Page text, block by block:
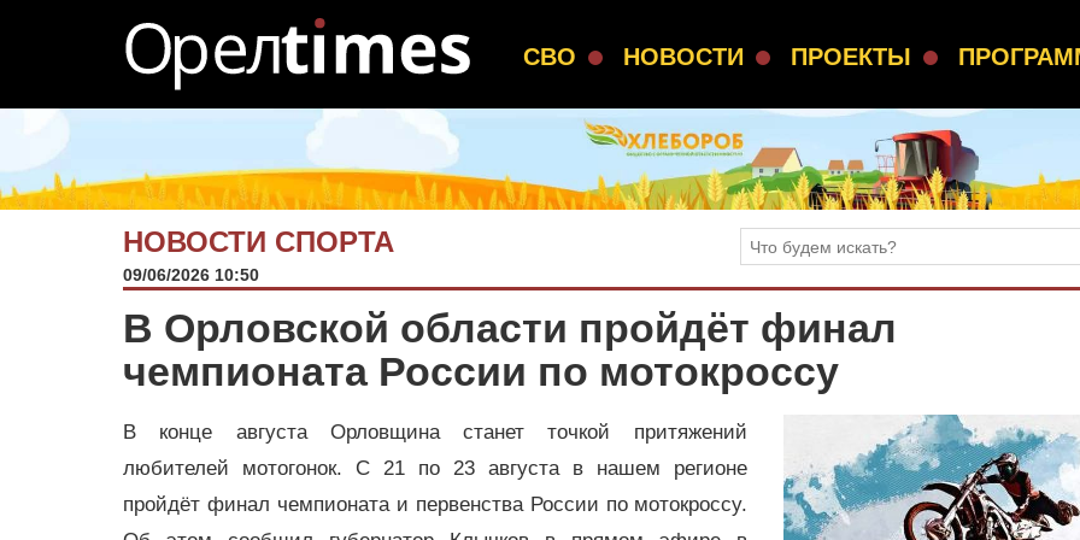
СВО НОВОСТИ ПРОЕКТЫ
НОВОСТИ СПОРТА
09/06/2026 10:50
В Орловской области пройдёт финал
чемпионата России по мотокроссу
В конце августа Орловщина станет точкой притяжений
любителей мотогонок. С 21 по 23 августа в нашем регионе
пройдёт финал чемпионата и первенства России по мотокроссу.